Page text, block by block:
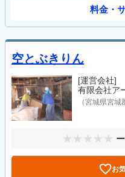
料金・
空とぶきりん
[運営会社]
有限会社ア
（宮城県宮城
ー
お